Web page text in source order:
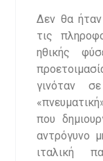
Δεν θα
τις
ηθικής
γινόταν
που
αντρόγυνο
ιταλική